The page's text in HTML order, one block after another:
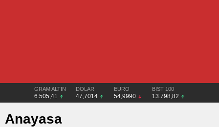
GRAM ALTIN
6.505,41
DOLAR
47,7014
EURO
54,9990
BIST 100
13.798,82
Anayasa